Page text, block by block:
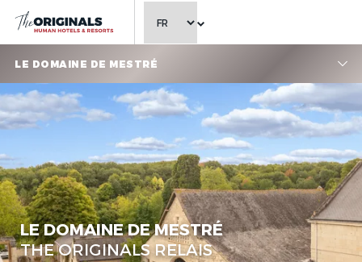
CHOISIR LA LANGUE
LE DOMAINE DE MESTRÉ
LE DOMAINE DE MESTRÉ
THE ORIGINALS RELAIS
Le Domaine de Mestré, The
Originals Relais